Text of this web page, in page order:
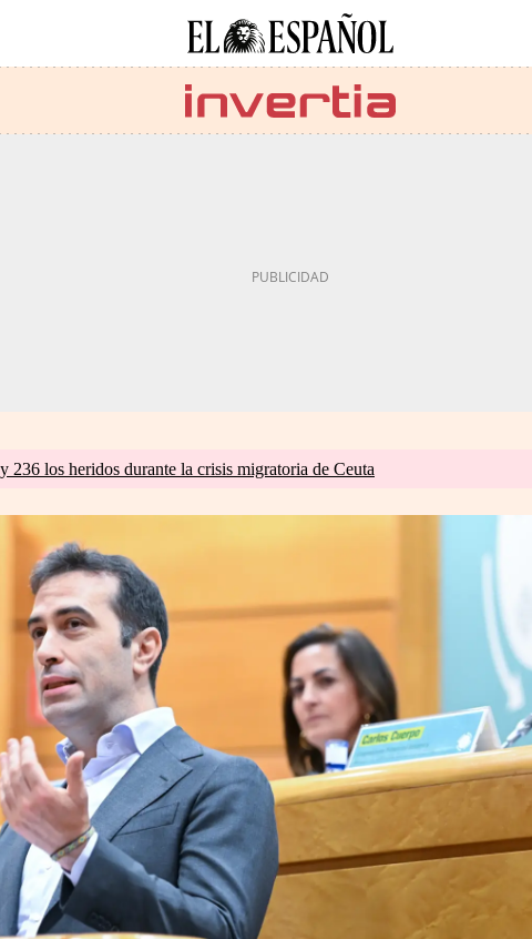
236 los heridos durante la crisis migratoria de Ceuta